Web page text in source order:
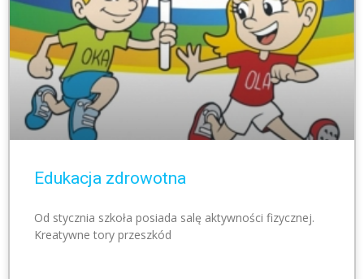
Edukacja zdrowotna
Od stycznia szkoła posiada salę aktywności fizycznej.
Kreatywne tory przeszkód